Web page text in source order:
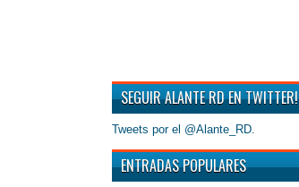
SEGUIR ALANTE RD EN TWITTER!
Tweets por el @Alante_RD.
ENTRADAS POPULARES